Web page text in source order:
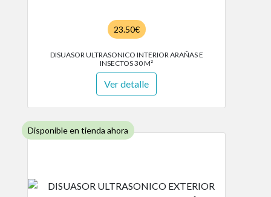
23.50€
DISUASOR ULTRASONICO INTERIOR ARAÑAS E
INSECTOS 30 M²
Ver detalle
Disponible en tienda ahora